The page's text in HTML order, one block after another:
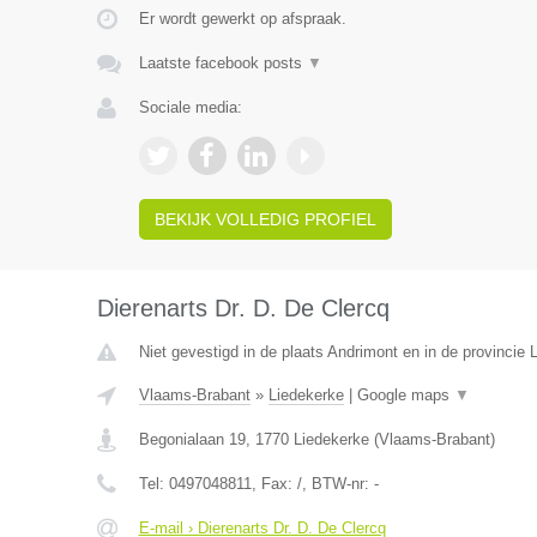
Er wordt gewerkt op afspraak.
Laatste facebook posts ▼
Sociale media:
BEKIJK VOLLEDIG PROFIEL
Dierenarts Dr. D. De Clercq
Niet gevestigd in de plaats Andrimont en in de provincie
Vlaams-Brabant» Liedekerke| Google maps ▼
Begonialaan 19, 1770 Liedekerke(Vlaams-Brabant)
Tel: 0497048811, Fax: /, BTW-nr: -
E-mail › Dierenarts Dr. D. De Clercq